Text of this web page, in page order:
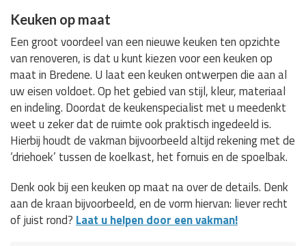
Keuken op maat
Een groot voordeel van een nieuwe keuken ten opzichte
van renoveren, is dat u kunt kiezen voor een keuken op
maat in Bredene. U laat een keuken ontwerpen die aan al
uw eisen voldoet. Op het gebied van stijl, kleur, materiaal
en indeling. Doordat de keukenspecialist met u meedenkt
weet u zeker dat de ruimte ook praktisch ingedeeld is.
Hierbij houdt de vakman bijvoorbeeld altijd rekening met de
‘driehoek’ tussen de koelkast, het fornuis en de spoelbak.
Denk ook bij een keuken op maat na over de details. Denk
aan de kraan bijvoorbeeld, en de vorm hiervan: liever recht
of juist rond? Laat u helpen door een vakman!